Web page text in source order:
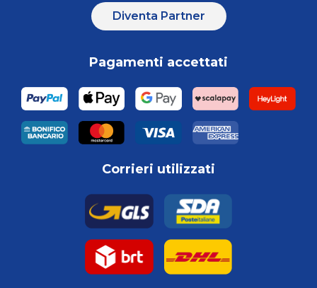
Diventa Partner
Pagamenti accettati
Corrieri utilizzati